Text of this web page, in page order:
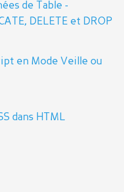
de Table -
DELETE et DROP
en Mode Veille ou
dans HTML